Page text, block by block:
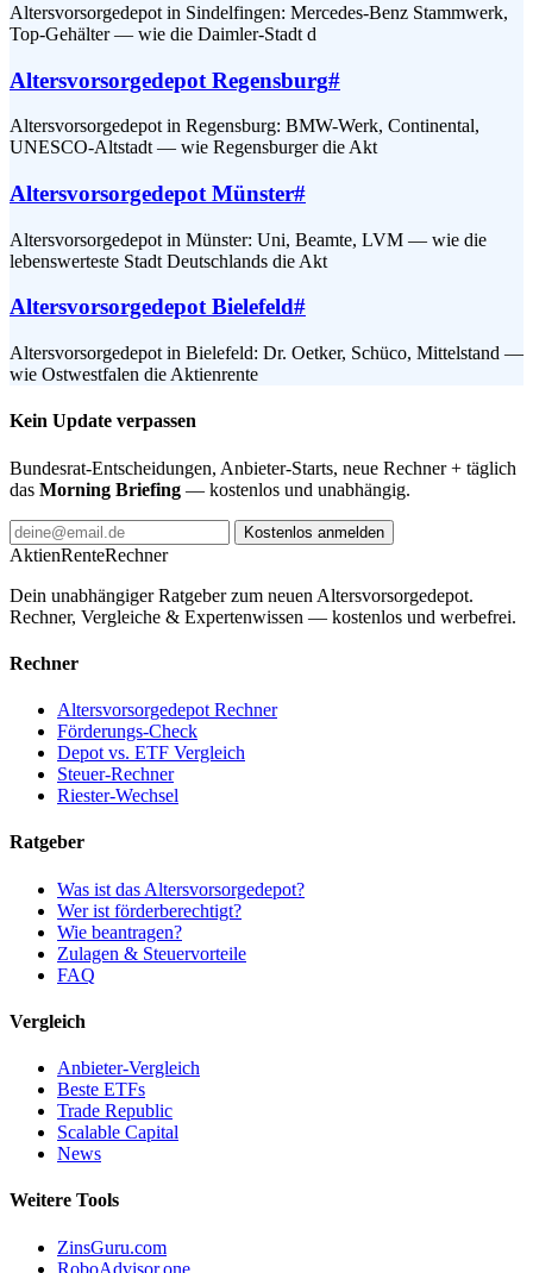
Altersvorsorgedepot in Sindelfingen: Mercedes-Benz Stammwerk,
Top-Gehälter — wie die Daimler-Stadt d
Altersvorsorgedepot Regensburg#
Altersvorsorgedepot in Regensburg: BMW-Werk, Continental,
UNESCO-Altstadt — wie Regensburger die Akt
Altersvorsorgedepot Münster#
Altersvorsorgedepot in Münster: Uni, Beamte, LVM — wie die
lebenswerteste Stadt Deutschlands die Akt
Altersvorsorgedepot Bielefeld#
Altersvorsorgedepot in Bielefeld: Dr. Oetker, Schüco, Mittelstand —
wie Ostwestfalen die Aktienrente
Kein Update verpassen
Bundesrat-Entscheidungen, Anbieter-Starts, neue Rechner + täglich
das Morning Briefing — kostenlos und unabhängig.
Kostenlos anmelden
AktienRenteRechner
Dein unabhängiger Ratgeber zum neuen Altersvorsorgedepot.
Rechner, Vergleiche & Expertenwissen — kostenlos und werbefrei.
Rechner
Altersvorsorgedepot Rechner
Förderungs-Check
Depot vs. ETF Vergleich
Steuer-Rechner
Riester-Wechsel
Ratgeber
Was ist das Altersvorsorgedepot?
Wer ist förderberechtigt?
Wie beantragen?
Zulagen & Steuervorteile
FAQ
Vergleich
Anbieter-Vergleich
Beste ETFs
Trade Republic
Scalable Capital
News
Weitere Tools
ZinsGuru.com
RoboAdvisor.one